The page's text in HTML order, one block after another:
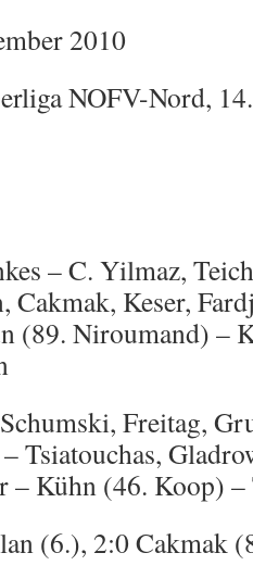
2010
NOFV-Nord,
– C. Yilmaz,
Cakmak, Keser,
(89. Niroumand) –
Freitag,
Tsiatouchas,
– Kühn (46. Koop)
(6.), 2:0 Cakmak